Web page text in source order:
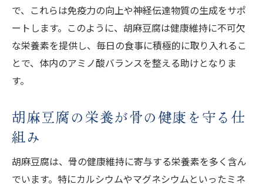
で、これらは免疫力の向上や神経伝達物質の生成をサポ
ートします。このように、胡麻豆腐は健康維持に不可欠
な栄養素を提供し、毎日の食事に積極的に取り入れるこ
とで、体内のアミノ酸バランスを整える助けとなりま
す。
胡麻豆腐の栄養が骨の健康を守る仕
組み
胡麻豆腐は、骨の健康維持に寄与する栄養素を多く含ん
でいます。特にカルシウムやマグネシウムといったミネ